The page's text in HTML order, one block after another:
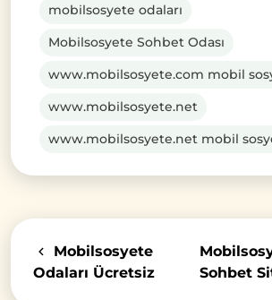
mobilsosyete odaları
Mobilsosyete Sohbet Odası
www.mobilsosyete.com mobil
www.mobilsosyete.net
www.mobilsosyete.net mobil
Mobilsosyete
Odaları Ücretsiz
Sohbet